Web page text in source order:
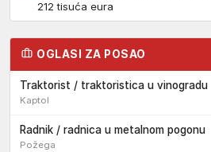
212 tisuća eura
OGLASI ZA POSAO
Traktorist / traktoristica u vinogradu
Kaptol
Radnik / radnica u metalnom pogonu
Požega